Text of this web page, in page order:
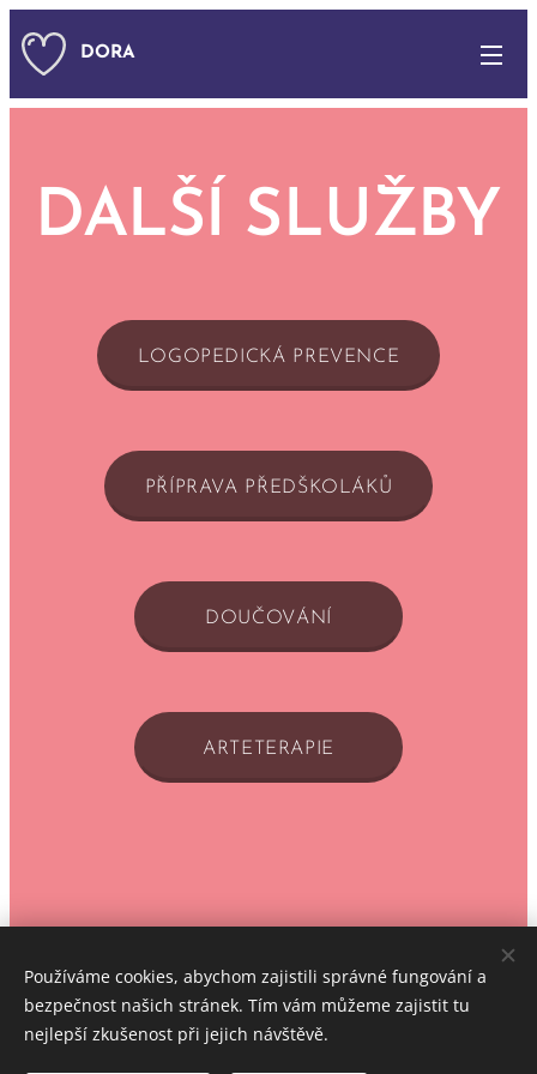
DORA
DALŠÍ SLUŽBY
LOGOPEDICKÁ PREVENCE
PŘÍPRAVA PŘEDŠKOLÁKŮ
DOUČOVÁNÍ
ARTETERAPIE
DORA- doprovázení pěstounských rodin
Spolek Rozvoje dětí a rodičů Pomněnka z.s.
Používáme cookies, abychom zajistili správné fungování a
bezpečnost našich stránek. Tím vám můžeme zajistit tu
nejlepší zkušenost při jejich návštěvě.